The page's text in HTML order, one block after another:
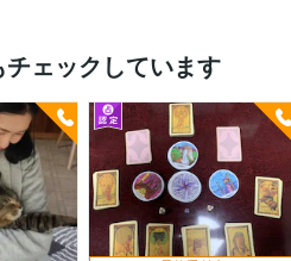
ェックしています